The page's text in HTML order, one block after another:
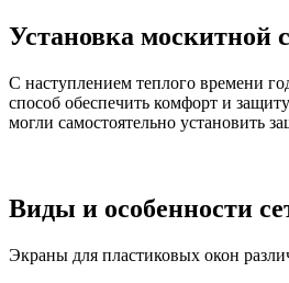
Установка москитной
С наступлением теплого времени
способ обеспечить комфорт и
могли самостоятельно установить
Виды и особенности
Экраны для пластиковых окон